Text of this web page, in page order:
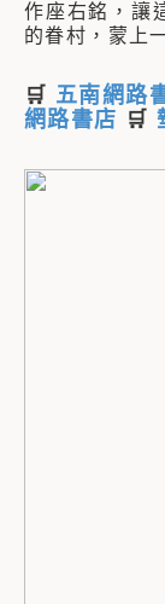
作座右銘，讓
的眷村，蒙上
🛒 五南網路
網路書店 🛒